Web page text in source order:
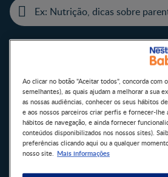
Clube Bebé
ALTERAR PAÍS
Ao clicar no botão "Aceitar todos", concorda
semelhantes), as quais ajudam a melhorar a sua
as nossas audiências, conhecer os seus hábitos
e aos nossos parceiros criar perfis e fornecer-
hábitos de navegação, e ainda fornecer
conteúdos disponibilizados nos nossos sites).
preferências clicando aqui ou a qualquer
nosso site. Mais informações